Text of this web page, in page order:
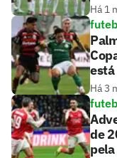
Há 1
Há 3
de